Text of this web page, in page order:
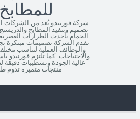
للمطابخ
شركة فورنيدو تُعد من
تصميم وتنفيذ المطابخ
الحمام بأحدث الطرازات
تقدم الشركة تصميمات مبتكرة
والوظائف العملية لتناسب
والاحتياجات. كما تلتزم فورنيدو
عالية الجودة وتشطيبات دقيقة
منتجات متميزة تدوم